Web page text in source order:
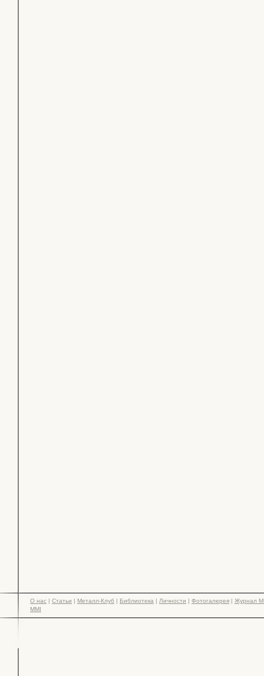
О нас | Статьи | Металл-Клуб | Библиотека | Личности | Фотогалерея | Журнал
MMI